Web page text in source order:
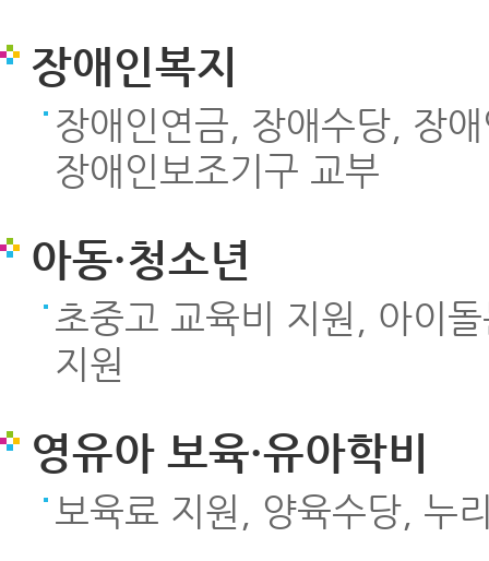
장애인복지
장애인연금, 장애수당, 장
장애인보조기구 교부
아동·청소년
초중고 교육비 지원, 아이
지원
영유아 보육·유아학비
보육료 지원, 양육수당, 누